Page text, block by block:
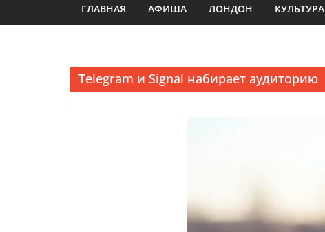
ГЛАВНАЯ АФИША ЛОНДОН КУЛЬТУРА
Telegram и Signal набирает аудиторию